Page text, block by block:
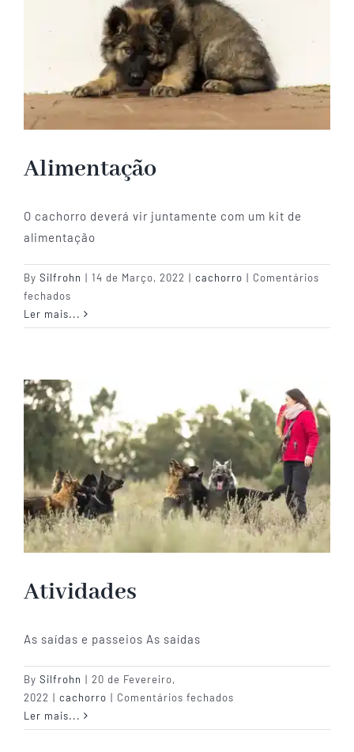
Alimentação
O cachorro deverá vir juntamente com um kit de
alimentação
By Silfrohn | 14 de Março, 2022 | cachorro | Comentários
fechados
Alimentação
Ler mais...
Atividades
As saídas e passeios As saídas
By Silfrohn | 20 de Fevereiro,
2022 | cachorro | Comentários fechados
Ler mais...